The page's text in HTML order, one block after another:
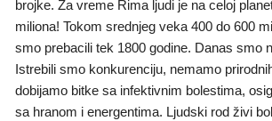
brojke. Za vreme Rima ljudi je na celoj
miliona! Tokom srednjeg veka 400 do 600
smo prebacili tek 1800 godine. Danas smo
Istrebili smo konkurenciju, nemamo
dobijamo bitke sa infektivnim bolestima,
sa hranom i energentima. Ljudski rod živi